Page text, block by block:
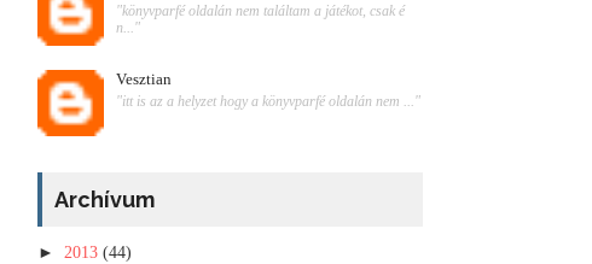
"könyvparfé oldalán nem találtam a játékot, csak é
n..."
Vesztian
"itt is az a helyzet hogy a könyvparfé oldalán nem ..."
Archívum
► 2013 (44)